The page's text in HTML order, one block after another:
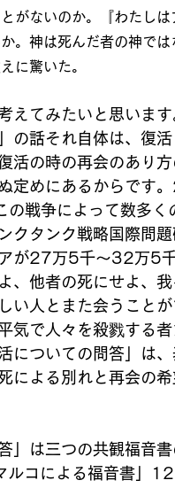
がないのか。『わたし
。神は死んだ者の神で
に驚いた。
えてみたいと思いま
の話それ自体は、復
活の時の再会のあり
定めにあるからです
の戦争によって数多
クタンク戦略国際問
が27万5千～32万5
、他者の死にせよ、
い人とまた会うこと
気で人々を殺戮する
についての問答」は
による別れと再会の
」は三つの共観福音
コによる福音書」